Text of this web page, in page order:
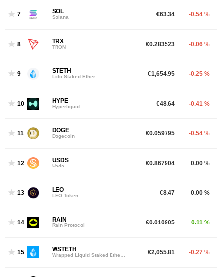
7 SOL
Solana €63.34 -0.54 %
8 TRX
TRON €0.283523 -0.06 %
9 STETH
Lido Staked Ether €1,654.95 -0.25 %
10 HYPE
Hyperliquid €48.64 -0.41 %
11 DOGE
Dogecoin €0.059795 -0.54 %
12 USDS
Usds €0.867904 0.00 %
13 LEO
LEO Token €8.47 0.00 %
14 RAIN
Rain Protocol €0.010905 0.11 %
15 WSTETH
Wrapped Liquid Staked Ether 2.0 €2,055.81 -0.27 %